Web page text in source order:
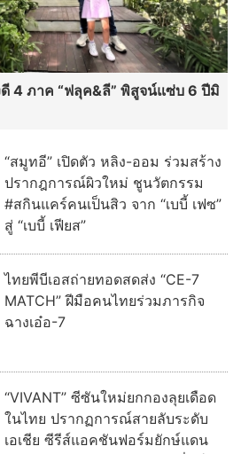
#สกินแคร์คนเป็นสิว จาก “เบบี้ เฟซ”
สู่ “เบบี้ เฟียส”
ไทยพีบีเอสถ่ายทอดสดส่ง “CE-7
“VIVANT” ซีซันใหม่ยกกองลุยเดือด
ในไทย ปรากฏการณ์สายลับระดับ
ปลาดิบ พร้อมชมฟรีทางทรูวิชั่นส์
นาว และ ทรูไอดี
ครื่อง